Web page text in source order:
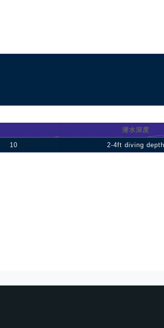
潜水深度
10 2-4ft diving depth